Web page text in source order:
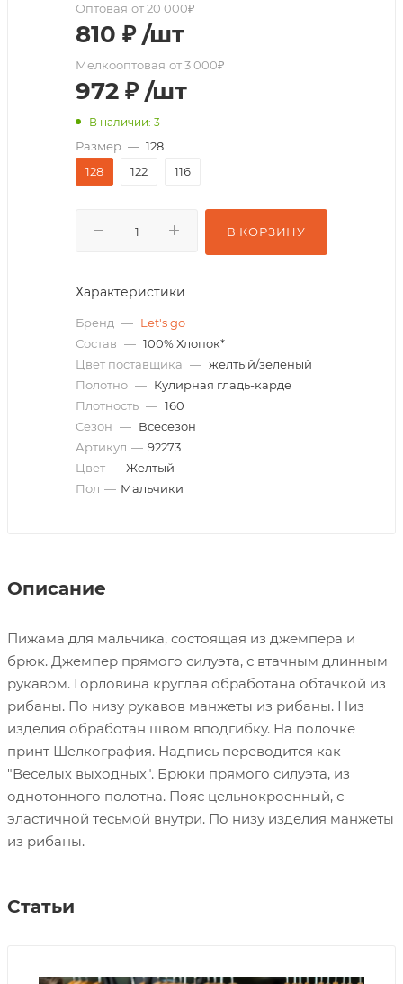
Оптовая от 20 000₽
810 ₽ /шт
Мелкооптовая от 3 000₽
972 ₽ /шт
В наличии: 3
Размер — 128
128
122 116
В КОРЗИНУ
Характеристики
Бренд — Let's go
Состав — 100% Хлопок*
Цвет поставщика — желтый/зеленый
Полотно — Кулирная гладь-карде
Плотность — 160
Сезон — Всесезон
Артикул — 92273
Цвет — Желтый
Пол — Мальчики
Описание
Пижама для мальчика, состоящая из джемпера и
брюк. Джемпер прямого силуэта, с втачным длинным
рукавом. Горловина круглая обработана обтачкой из
рибаны. По низу рукавов манжеты из рибаны. Низ
изделия обработан швом вподгибку. На полочке
принт Шелкография. Надпись переводится как
"Веселых выходных". Брюки прямого силуэта, из
однотонного полотна. Пояс цельнокроенный, с
эластичной тесьмой внутри. По низу изделия манжеты
из рибаны.
Статьи